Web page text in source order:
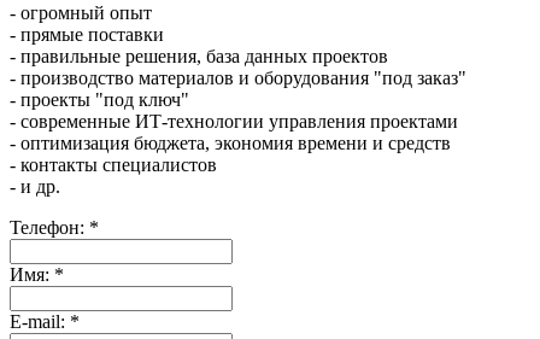
- огромный опыт
- прямые поставки
- правильные решения, база данных проектов
- производство материалов и оборудования "под заказ"
- проекты "под ключ"
- современные ИТ-технологии управления проектами
- оптимизация бюджета, экономия времени и средств
- контакты специалистов
- и др.
Телефон: *
Имя: *
E-mail: *